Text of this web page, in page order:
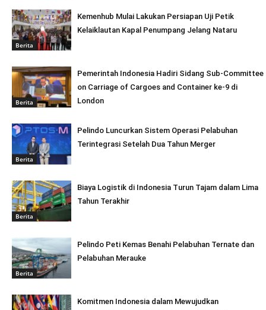
Berita
Kemenhub Mulai Lakukan Persiapan Uji Petik
Kelaiklautan Kapal Penumpang Jelang Nataru
Berita
Pemerintah Indonesia Hadiri Sidang Sub-Committee
on Carriage of Cargoes and Container ke-9 di
London
Berita
Pelindo Luncurkan Sistem Operasi Pelabuhan
Terintegrasi Setelah Dua Tahun Merger
Berita
Biaya Logistik di Indonesia Turun Tajam dalam Lima
Tahun Terakhir
Berita
Pelindo Peti Kemas Benahi Pelabuhan Ternate dan
Pelabuhan Merauke
Komitmen Indonesia dalam Mewujudkan